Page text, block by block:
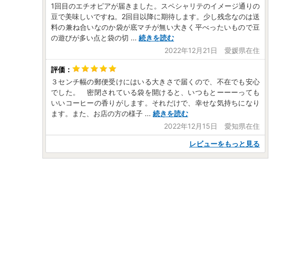
1回目のエチオピアが届きました。スペシャリテのイメージ通りの
豆で美味しいですね。2回目以降に期待します。少し残念なのは送
料の兼ね合いなのか袋が底マチが無い大きく平べったいもので豆
の遊びが多い点と袋の切 ... 続きを読む
2022年12月21日 愛媛県在住
３センチ幅の郵便受けにはいる大きさで届くので、不在でも安心
でした。 密閉されている袋を開けると、いつもとーーーっても
いいコーヒーの香りがします。それだけで、幸せな気持ちになり
ます。また、お店の方の様子 ... 続きを読む
2022年12月15日 愛知県在住
レビューをもっと見る